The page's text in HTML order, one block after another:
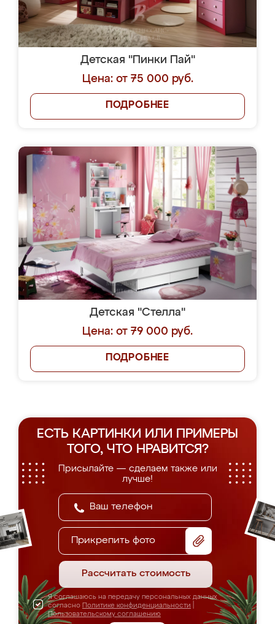
Детская "Пинки Пай"
Цена: от 75 000 руб.
ПОДРОБНЕЕ
Детская "Стелла"
Цена: от 79 000 руб.
ПОДРОБНЕЕ
ЕСТЬ КАРТИНКИ ИЛИ ПРИМЕРЫ
ТОГО, ЧТО НРАВИТСЯ?
Присылайте — сделаем также или
лучше!
Прикрепить фото
Рассчитать стоимость
Я соглашаюсь на передачу персональных данных
согласно Политике конфиденциальности
Пользовательскому соглашению